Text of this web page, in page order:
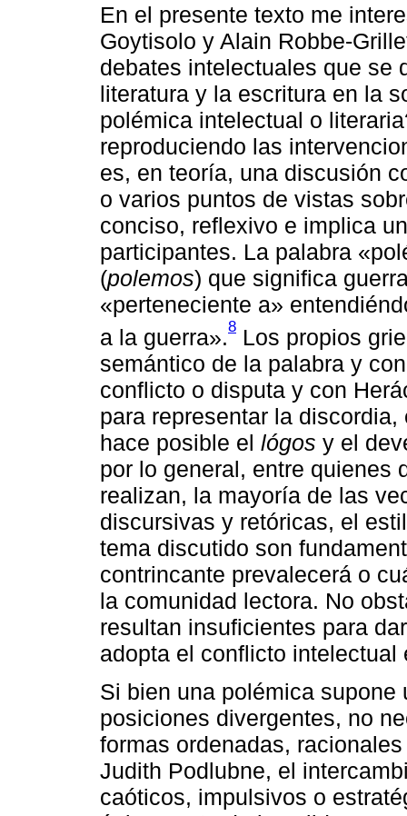
En el presente texto me
Goytisolo y Alain Robbe-
debates intelectuales que se
literatura y la escritura en la
polémica intelectual o
reproduciendo las
es, en teoría, una discusión
o varios puntos de vistas
conciso, reflexivo e implica
participantes. La palabra
(polemos) que significa
«perteneciente a»
a la guerra».8 Los propios
semántico de la palabra y
conflicto o disputa y con
para representar la
hace posible el lógos y el
por lo general, entre quienes
realizan, la mayoría de las
discursivas y retóricas, el
tema discutido son
contrincante prevalecerá o
la comunidad lectora. No
resultan insuficientes para
adopta el conflicto
Si bien una polémica supone
posiciones divergentes, no
formas ordenadas,
Judith Podlubne, el
caóticos, impulsivos o